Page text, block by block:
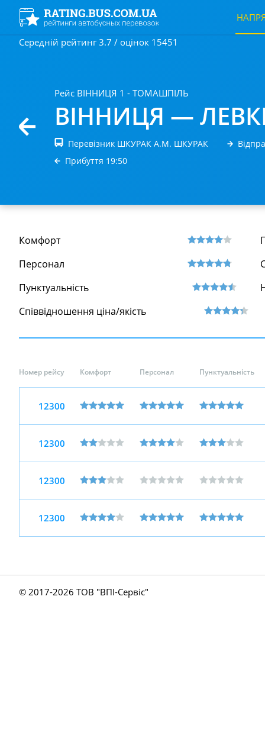
Середній рейтинг 3.7 / оцінок 15451
Рейс ВІННИЦЯ 1 - ТОМАШПІЛЬ
ВІННИЦЯ —
Перевізник ШКУРАК А.М. ШКУРАК
Прибуття 19:50
Комфорт
Персонал
Пунктуальність
Співвідношення ціна/якість
Номер рейсу Комфорт Персонал Пунктуальність
12300
12300
12300
12300
© 2017-2026 ТОВ "ВПІ-Сервіс"